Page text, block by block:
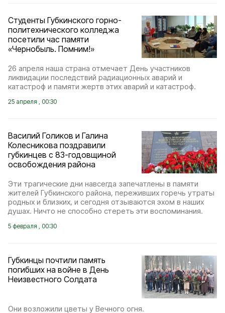
Студенты Губкинского горно-
политехнического колледжа
посетили час памяти
«Чернобыль. Помним!»
26 апреля наша страна отмечает День участников
ликвидации последствий радиационных аварий и
катастроф и памяти жертв этих аварий и катастроф.
25 апреля , 00:30
Василий Голиков и Галина
Колесникова поздравили
губкинцев с 83-годовщиной
освобождения района
Эти трагические дни навсегда запечатлены в памяти
жителей Губкинского района, переживших горечь утраты
родных и близких, и сегодня отзываются эхом в наших
душах. Ничто не способно стереть эти воспоминания.
5 февраля , 00:30
Губкинцы почтили память
погибших на войне в День
Неизвестного Солдата
Они возложили цветы у Вечного огня.